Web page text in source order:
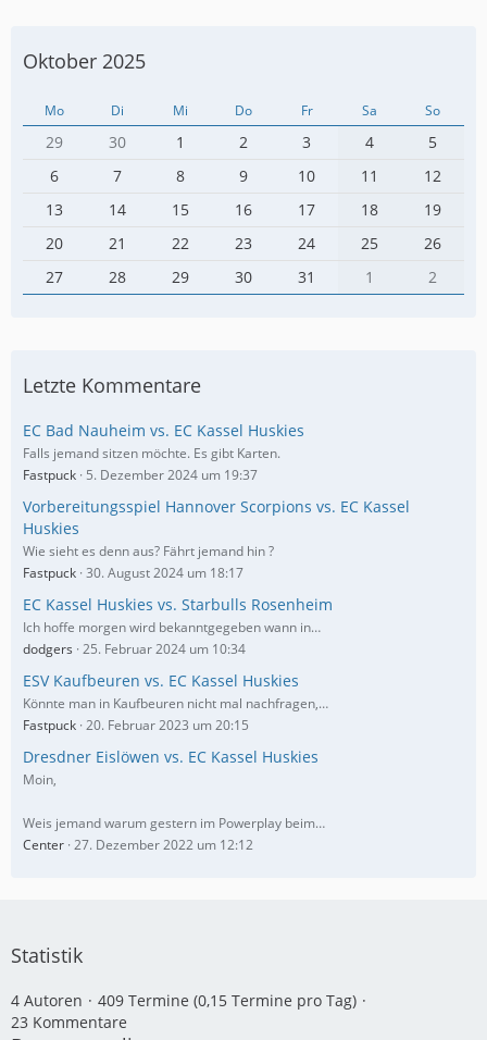
Oktober 2025
Mo Di Mi Do Fr Sa So
29 30 1 2 3 4
5
6
7 8 9 10 11
12
13
14 15 16 17 18
19
20
21 22 23 24 25
26
27
28 29 30 31 1 2
Letzte Kommentare
EC Bad Nauheim vs. EC Kassel Huskies
Falls jemand sitzen möchte. Es gibt Karten.
Fastpuck 5. Dezember 2024 um 19:37
Vorbereitungsspiel Hannover Scorpions vs. EC Kassel
Huskies
Wie sieht es denn aus? Fährt jemand hin ?
Fastpuck 30. August 2024 um 18:17
EC Kassel Huskies vs. Starbulls Rosenheim
Ich hoffe morgen wird bekanntgegeben wann in…
dodgers 25. Februar 2024 um 10:34
ESV Kaufbeuren vs. EC Kassel Huskies
Könnte man in Kaufbeuren nicht mal nachfragen,…
Fastpuck 20. Februar 2023 um 20:15
Dresdner Eislöwen vs. EC Kassel Huskies
Moin,
Weis jemand warum gestern im Powerplay beim…
Center 27. Dezember 2022 um 12:12
Statistik
4 Autoren
409 Termine (0,15 Termine pro Tag)
23 Kommentare